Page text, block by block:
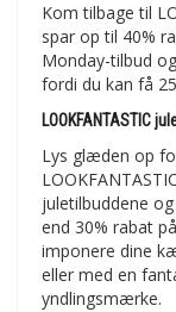
Kom tilbage til
spar op til 40%
Monday-tilbud
fordi du kan få
LOOKFANTASTIC
Lys glæden op
juletilbuddene
end 30% rabat
imponere dine
eller med en
yndlingsmærke.